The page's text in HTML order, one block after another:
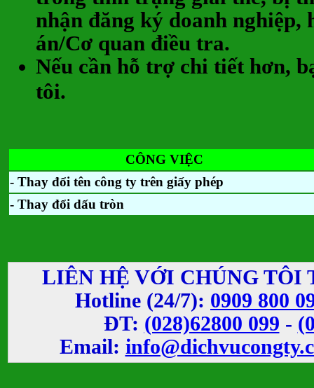
nhận đăng ký doanh nghiệp,
án/Cơ quan điều tra.
Nếu cần hỗ trợ chi tiết hơn,
tôi.
CÔNG VIỆC
- Thay đổi tên công ty trên giấy phép
- Thay đổi dấu tròn
LIÊN HỆ VỚI CHÚNG TÔI
Hotline (24/7): 0909 800
ĐT: (028)62800 099 -
Email: